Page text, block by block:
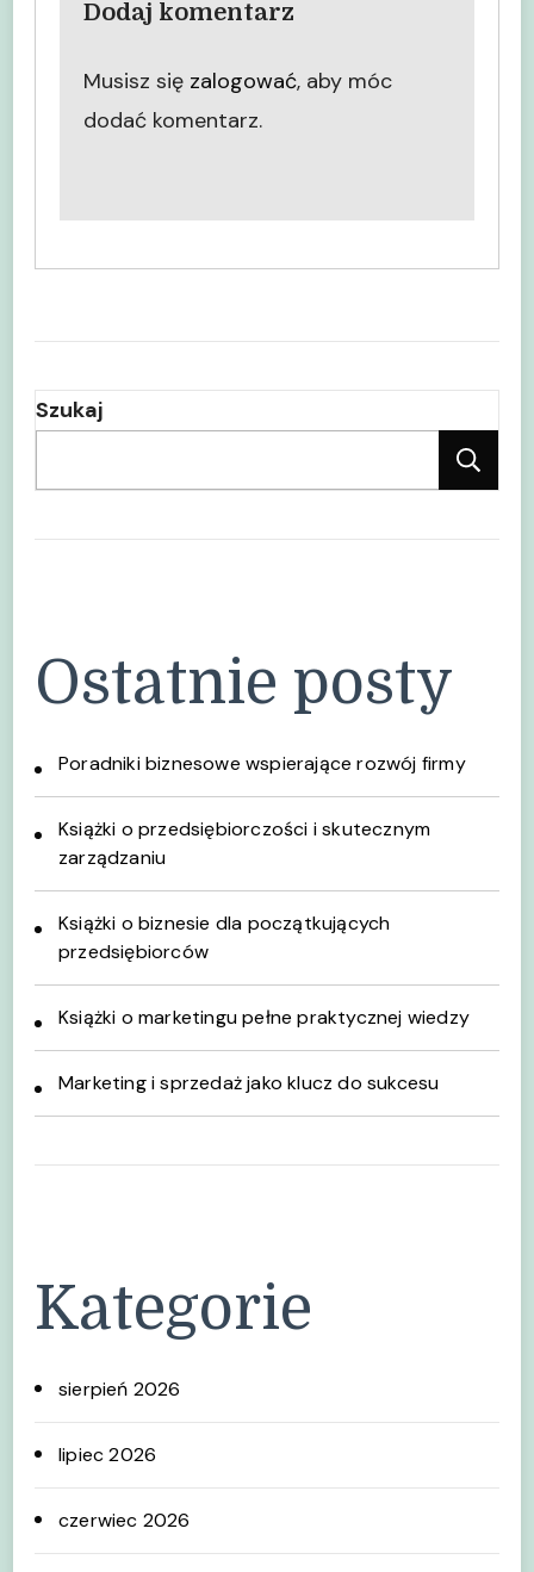
Dodaj komentarz
Musisz się zalogować, aby móc
dodać komentarz.
Szukaj
Ostatnie posty
Poradniki biznesowe wspierające rozwój firmy
Książki o przedsiębiorczości i skutecznym
zarządzaniu
Książki o biznesie dla początkujących
przedsiębiorców
Książki o marketingu pełne praktycznej wiedzy
Marketing i sprzedaż jako klucz do sukcesu
Kategorie
sierpień 2026
lipiec 2026
czerwiec 2026